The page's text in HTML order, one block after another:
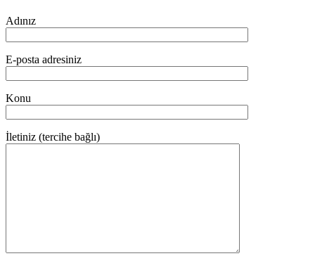
Adınız
E-posta adresiniz
Konu
İletiniz (tercihe bağlı)